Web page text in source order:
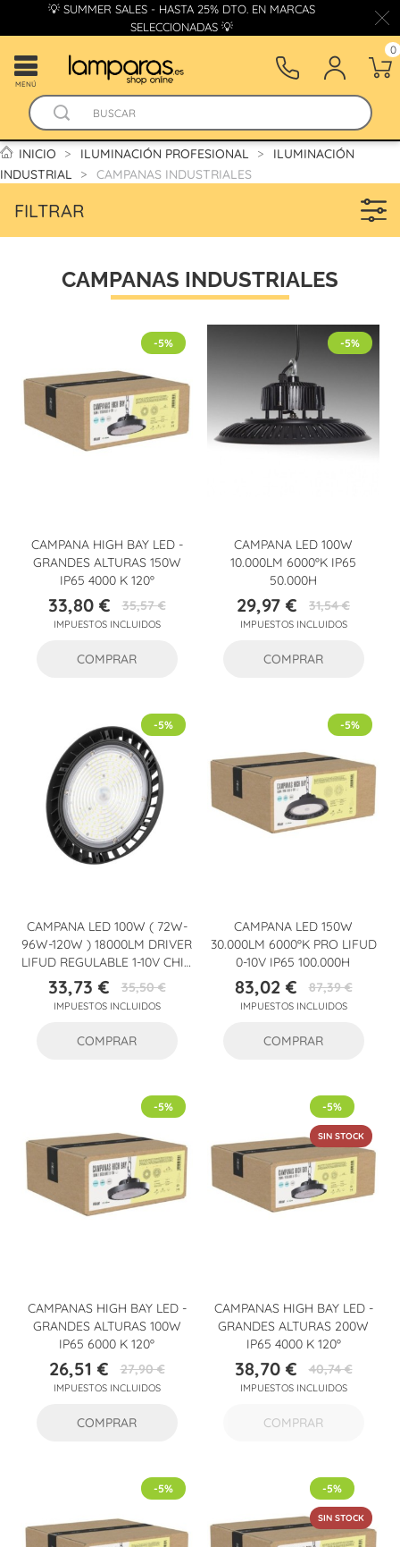
💡 SUMMER SALES - HASTA 25% DTO. EN MARCAS
SELECCIONADAS 💡
MENÚ
0
INICIO ILUMINACIÓN PROFESIONAL
ILUMINACIÓN
INDUSTRIAL
CAMPANAS INDUSTRIALES
FILTRAR
CAMPANAS INDUSTRIALES
CAMPANA HIGH BAY LED -
GRANDES ALTURAS 150W
IP65 4000 K 120º
Precio
33,80 €Precio
base
35,57 €
IMPUESTOS INCLUIDOS
-5%
COMPRAR
CAMPANA LED 100W
10.000LM 6000ºK IP65
50.000H
Precio
29,97 €Precio
base
31,54 €
IMPUESTOS INCLUIDOS
-5%
COMPRAR
CAMPANA LED 100W ( 72W-
96W-120W ) 18000LM DRIVER
LIFUD REGULABLE 1-10V CHIP
PHILIPS CW 6000ºK 90º
Precio
33,73 €Precio
base
35,50 €
IMPUESTOS INCLUIDOS
-5%
COMPRAR
CAMPANA LED 150W
30.000LM 6000ºK PRO LIFUD
0-10V IP65 100.000H
Precio
83,02 €Precio
base
87,39 €
IMPUESTOS INCLUIDOS
-5%
COMPRAR
CAMPANAS HIGH BAY LED -
GRANDES ALTURAS 100W
IP65 6000 K 120º
Precio
26,51 €Precio
base
27,90 €
IMPUESTOS INCLUIDOS
-5%
COMPRAR
CAMPANAS HIGH BAY LED -
GRANDES ALTURAS 200W
IP65 4000 K 120º
Precio
38,70 €Precio
base
40,74 €
IMPUESTOS INCLUIDOS
-5%
SIN STOCK
COMPRAR
-5% -5%
SIN STOCK